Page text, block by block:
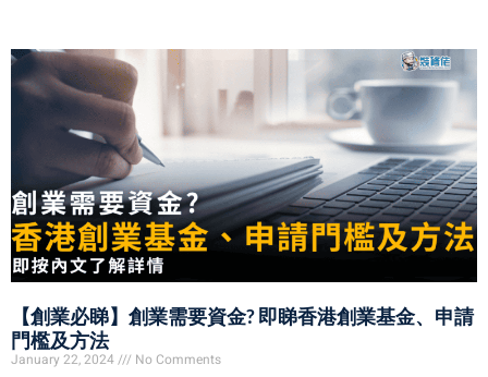
【創業必睇】創業需要資金? 即睇香港創業基金、申請
門檻及方法
January 22, 2024 No Comments